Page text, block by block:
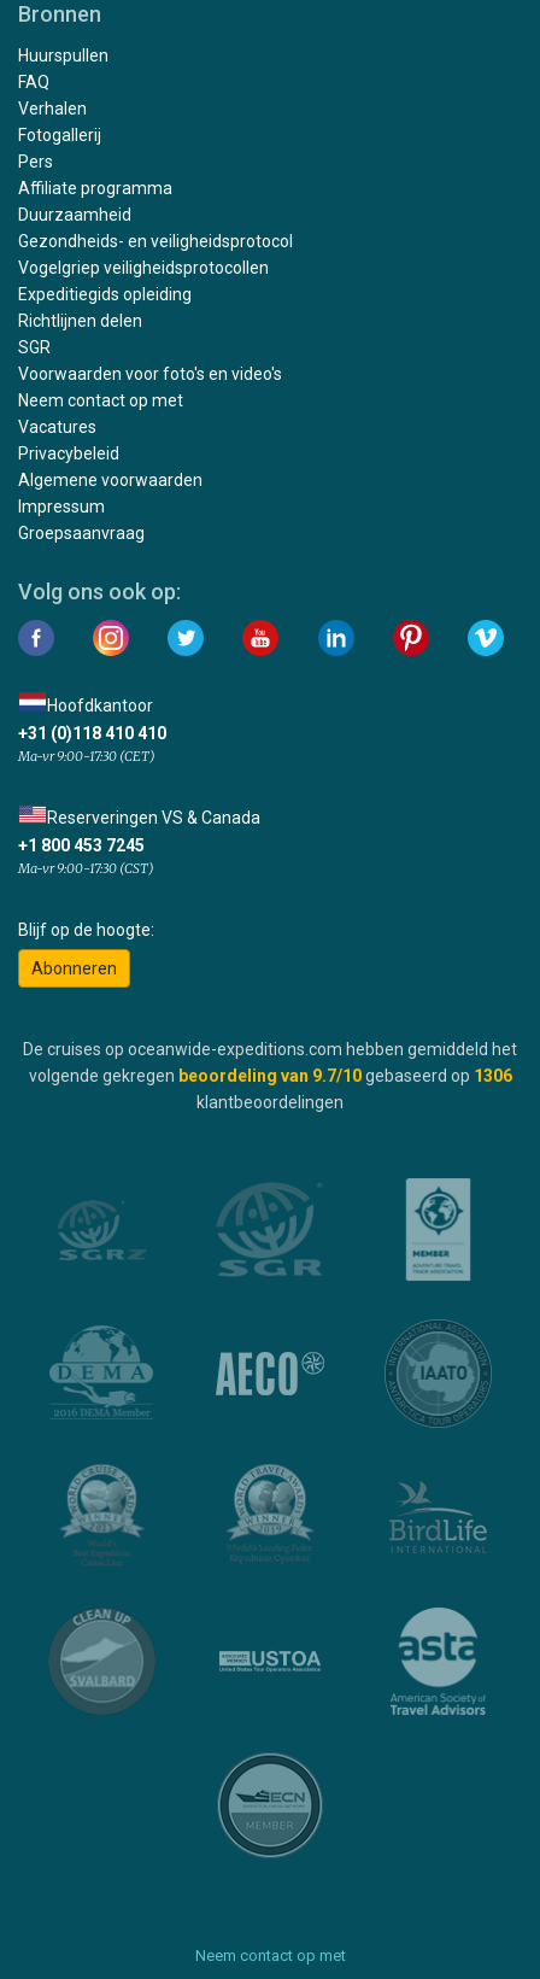
Bronnen
Huurspullen
FAQ
Verhalen
Fotogallerij
Pers
Affiliate programma
Duurzaamheid
Gezondheids- en veiligheidsprotocol
Vogelgriep veiligheidsprotocollen
Expeditiegids opleiding
Richtlijnen delen
SGR
Voorwaarden voor foto's en video's
Neem contact op met
Vacatures
Privacybeleid
Algemene voorwaarden
Impressum
Groepsaanvraag
Volg ons ook op:
Hoofdkantoor
+31 (0)118 410 410
Ma-vr 9:00-17:30 (CET)
Reserveringen VS & Canada
+1 800 453 7245
Ma-vr 9:00-17:30 (CST)
Blijf op de hoogte:
Abonneren
De cruises op oceanwide-expeditions.com hebben gemiddeld het
volgende gekregen beoordeling van 9.7/10 gebaseerd op 1306
klantbeoordelingen
Neem contact op met